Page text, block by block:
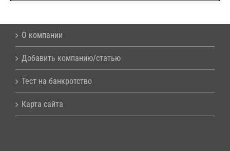
О компании
Добавить компанию/статью
Тест на банкротство
Карта сайта